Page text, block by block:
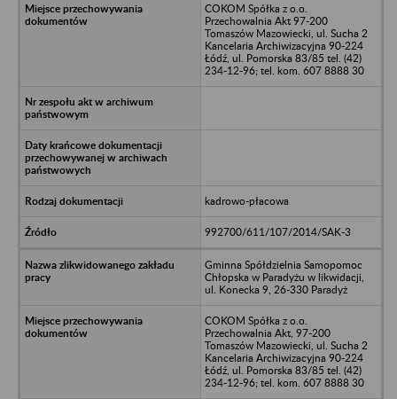
COKOM Spółka z o.o.
Przechowalnia Akt 97-200
Tomaszów Mazowiecki, ul. Sucha 2
Kancelaria Archiwizacyjna 90-224
Łódź, ul. Pomorska 83/85 tel. (42)
234-12-96; tel. kom. 607 8888 30
kadrowo-płacowa
992700/611/107/2014/SAK-3
Gminna Spółdzielnia Samopomoc
Chłopska w Paradyżu w likwidacji,
ul. Konecka 9, 26-330 Paradyż
COKOM Spółka z o.o.
Przechowalnia Akt, 97-200
Tomaszów Mazowiecki, ul. Sucha 2
Kancelaria Archiwizacyjna 90-224
Łódź, ul. Pomorska 83/85 tel. (42)
234-12-96; tel. kom. 607 8888 30